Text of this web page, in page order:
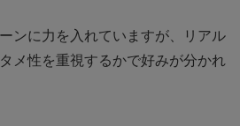
ンに力を入れていますが、リアル
メ性を重視するかで好みが分かれ